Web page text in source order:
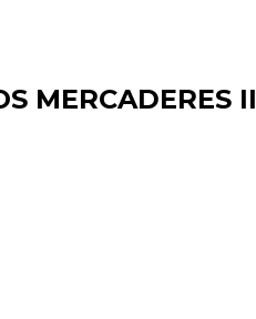
MERCADERES II